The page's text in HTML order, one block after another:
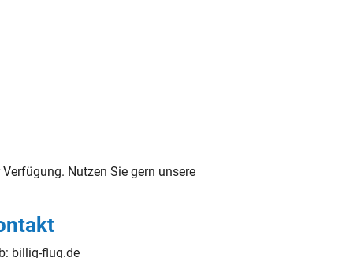
Nutzen Sie gern unsere
billig-flug.de